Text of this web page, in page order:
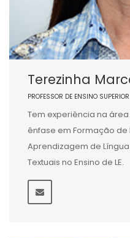
Terezinha
PROFESSOR DE ENSINO SUPERIOR
Tem experiência na
ênfase em Formação de
Aprendizagem de
Textuais no Ensino de LE.